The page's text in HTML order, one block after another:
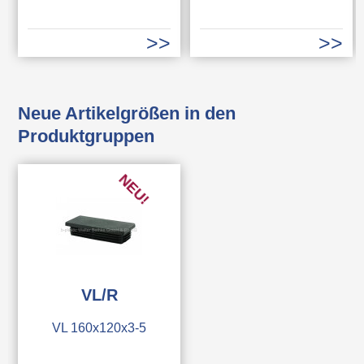
Neue Artikelgrößen in den
Produktgruppen
NEU!
VL/R
VL 160x120x3-5